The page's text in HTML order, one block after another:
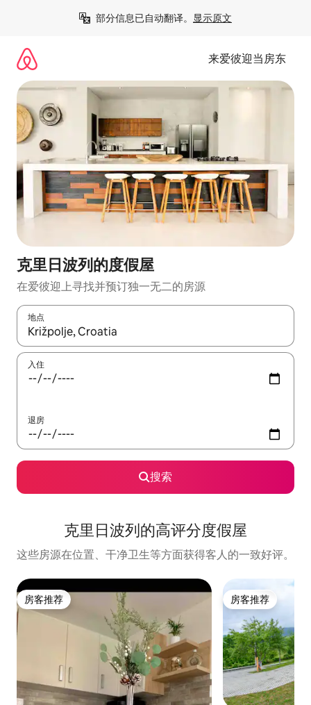
部分信息已自动翻译。 显示原文
来爱彼迎当房东
克里日波列的度假屋
在爱彼迎上寻找并预订独一无二的房源
地点
如有搜索结果，请使用上下方向键查看，或通过点击或滑动手势
入住
退房
搜索
克里日波列的高评分度假屋
这些房源在位置、干净卫生等方面获得客人的一致好评。
房客推荐
房客推荐 房客推荐
房客推荐